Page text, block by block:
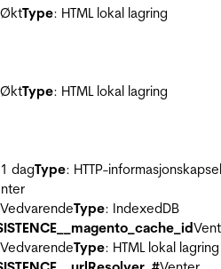
Type: HTML lokal lagring
Type: HTML lokal lagring
dagType: HTTP-informasjonskapsel
Type: IndexedDB
Type: HTML lokal lagring